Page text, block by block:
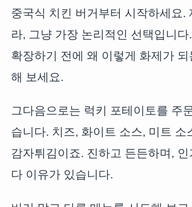
중국식 치킨 버거부터 시작하세요.
라, 그냥 가장 논리적인 선택입니
확장하기 전에 왜 이렇게 화제가 되
해 보세요.
그다음으로는 럭키 포테이토를 주
습니다. 치즈, 화이트 소스, 미트 소
감자튀김이죠. 진하고 든든하며,
다 이유가 있습니다.